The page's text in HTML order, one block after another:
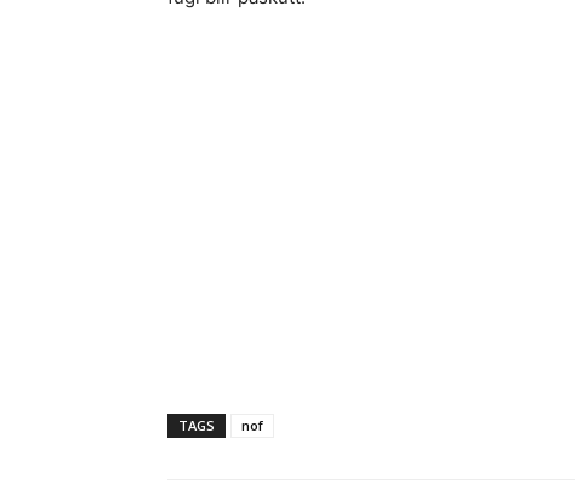
TAGS nof